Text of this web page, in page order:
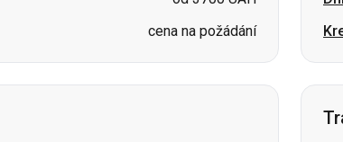
cena na požádání